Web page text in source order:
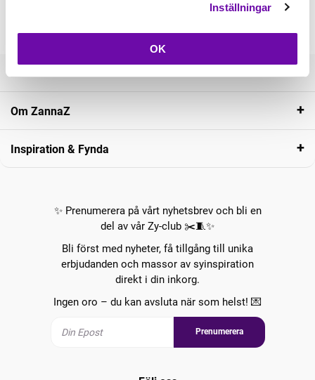
Inställningar
OK
Kundservice
Om ZannaZ
Inspiration & Fynda
✨ Prenumerera på vårt nyhetsbrev och bli en
del av vår Zy-club ✂️🧵✨
Bli först med nyheter, få tillgång till unika
erbjudanden och massor av syinspiration
direkt i din inkorg.
Ingen oro – du kan avsluta när som helst! 💌
Prenumerera